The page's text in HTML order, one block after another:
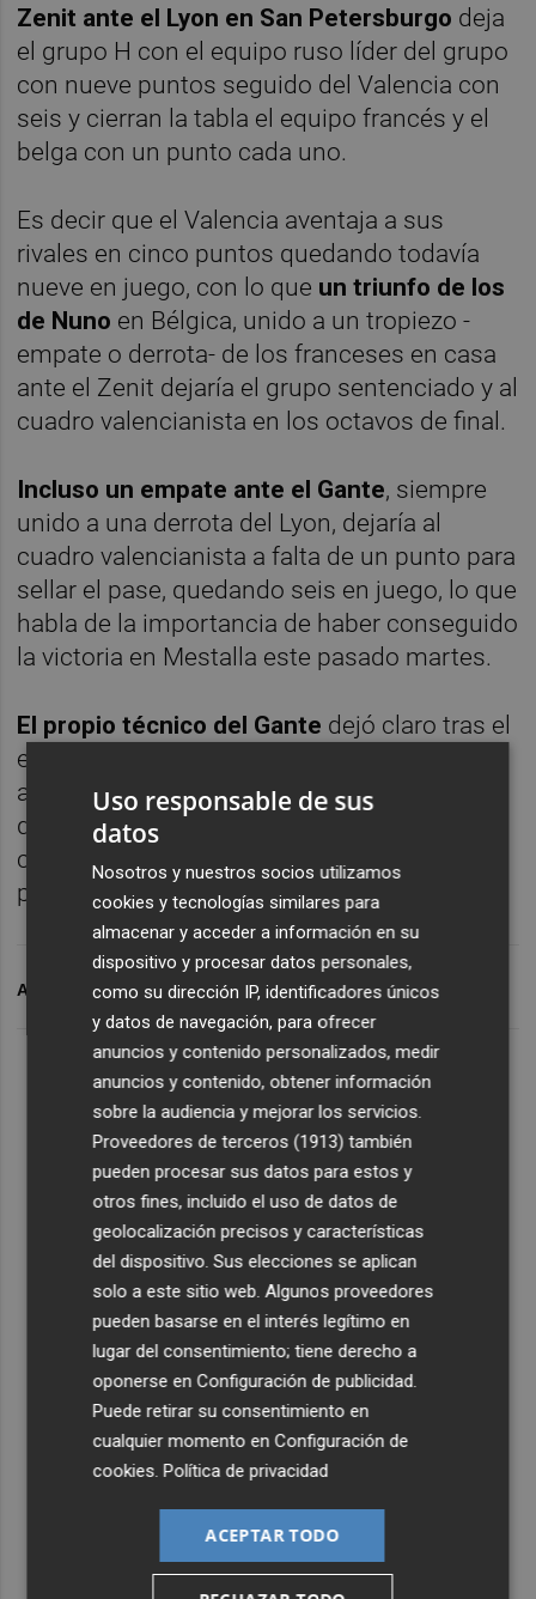
Zenit ante el Lyon en San Petersburgo deja
el grupo H con el equipo ruso líder del grupo
con nueve puntos seguido del Valencia con
seis y cierran la tabla el equipo francés y el
belga con un punto cada uno.
Es decir que el Valencia aventaja a sus
rivales en cinco puntos quedando todavía
nueve en juego, con lo que un triunfo de los
de Nuno en Bélgica, unido a un tropiezo -
empate o derrota- de los franceses en casa
ante el Zenit dejaría el grupo sentenciado y al
cuadro valencianista en los octavos de final.
Incluso un empate ante el Gante, siempre
unido a una derrota del Lyon, dejaría al
cuadro valencianista a falta de un punto para
sellar el pase, quedando seis en juego, lo que
habla de la importancia de haber conseguido
la victoria en Mestalla este pasado martes.
El propio técnico del Gante dejó claro tras el
encuentro disputado en Mestalla que
alcanzar al Valencia y al Zenit era algo más
que complicado y manifestó que ahora se
centrarán en alcanzar la tercera plaza para
poder disputar la Europa League.
ARCHIVADO EN VALENCIA CF CHAMPIONS LEAGUE
Uso responsable de sus
datos
Nosotros y nuestros socios utilizamos
cookies y tecnologías similares para
almacenar y acceder a información en su
dispositivo y procesar datos personales,
como su dirección IP, identificadores únicos
y datos de navegación, para ofrecer
anuncios y contenido personalizados, medir
anuncios y contenido, obtener información
sobre la audiencia y mejorar los servicios.
Proveedores de terceros (1913) también
pueden procesar sus datos para estos y
otros fines, incluido el uso de datos de
geolocalización precisos y características
del dispositivo. Sus elecciones se aplican
solo a este sitio web. Algunos proveedores
pueden basarse en el interés legítimo en
lugar del consentimiento; tiene derecho a
oponerse enConfiguración de publicidad
Puede retirar su consentimiento en
cualquier momento enConfiguración de
cookies .Política de privacidad
ACEPTAR TODO